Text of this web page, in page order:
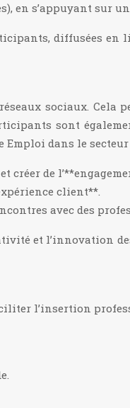
en s’appuyant sur
diffusées
sociaux. Cela
sont
dans le
créer de
client**.
avec des
et l’innovation
l’insertion